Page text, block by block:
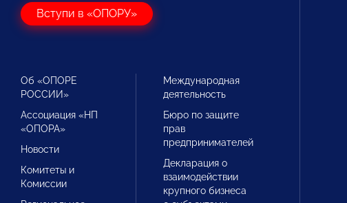
Вступи в «ОПОРУ»
Об «ОПОРЕ
РОССИИ»
Ассоциация «НП
«ОПОРА»
Новости
Комитеты и
Комиссии
Международная
деятельность
Бюро по защите
прав
предпринимателей
Декларация о
взаимодействии
крупного бизнеса